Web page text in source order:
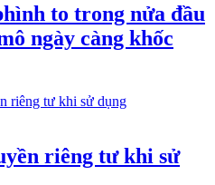
to trong nửa đầu
ngày càng khốc
riêng tư khi sử